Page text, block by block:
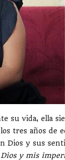
su vida, ella
tres años de
Dios y sus
y mis